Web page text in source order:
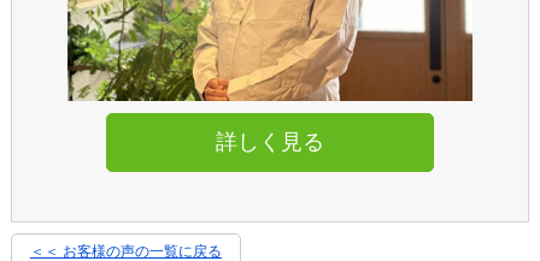
詳しく見る
＜＜ お客様の声の一覧に戻る